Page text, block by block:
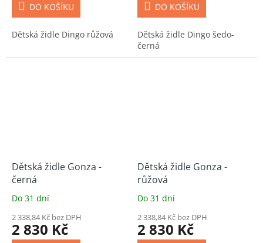
DO KOŠÍKU
Dětská židle Dingo růžová
DO KOŠÍKU
Dětská židle Dingo šedo-
černá
Dětská židle Gonza -
černá
Do 31 dní
2 338,84 Kč bez DPH
2 830 Kč
Dětská židle Gonza -
růžová
Do 31 dní
2 338,84 Kč bez DPH
2 830 Kč